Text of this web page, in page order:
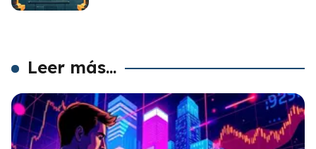
Leer más...